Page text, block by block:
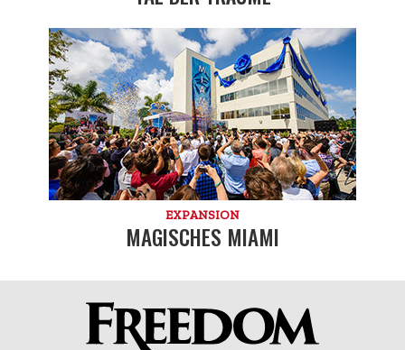
EXPANSION
MAGISCHES MIAMI